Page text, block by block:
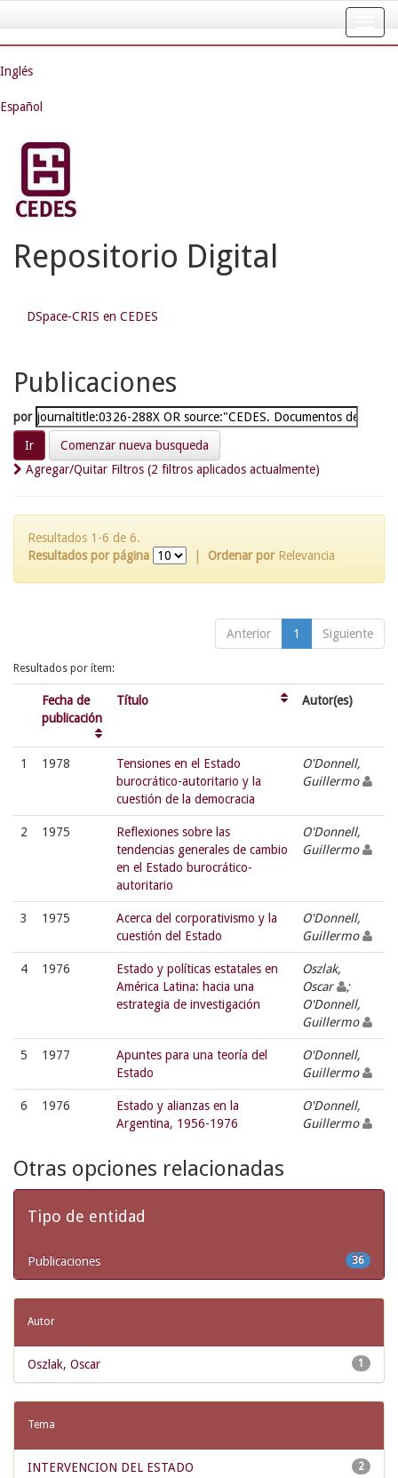
navigation
Inglés
Español
Repositorio Digital
DSpace-CRIS en CEDES
Publicaciones
por
Comenzar nueva busqueda
Agregar/Quitar Filtros (2 filtros aplicados actualmente)
Resultados 1-6 de 6.
Resultados por página
Ordenar por Relevancia
Anterior 1 Siguiente
Resultados por ítem:
Fecha de
publicación
Título Autor(es)
1 1978
Tensiones en el Estado
burocrático-autoritario y la
cuestión de la democracia
O'Donnell,
Guillermo
2 1975
Reflexiones sobre las
tendencias generales de cambio
en el Estado burocrático-
autoritario
O'Donnell,
Guillermo
3 1975
Acerca del corporativismo y la
cuestión del Estado
O'Donnell,
Guillermo
4 1976
Estado y políticas estatales en
América Latina: hacia una
estrategia de investigación
Oszlak,
Oscar
;
O'Donnell,
Guillermo
5 1977
Apuntes para una teoría del
Estado
O'Donnell,
Guillermo
6 1976
Estado y alianzas en la
Argentina, 1956-1976
O'Donnell,
Guillermo
Otras opciones relacionadas
Tipo de entidad
36
Publicaciones
Autor
1
Oszlak, Oscar
Tema
2
INTERVENCION DEL ESTADO